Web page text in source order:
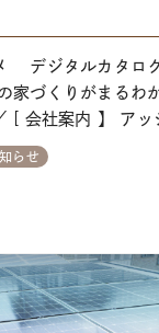
デジタルカタロ
家づくりがまるわ
[ 会社案内 】 アッ
、より深く知って
の実例、代表のメ
ッシュホームが大
らせ